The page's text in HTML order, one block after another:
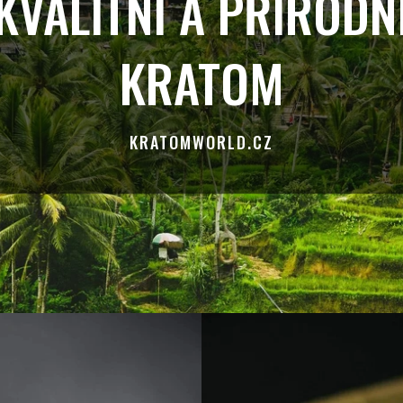
KRATOM
KRATOMWORLD.CZ